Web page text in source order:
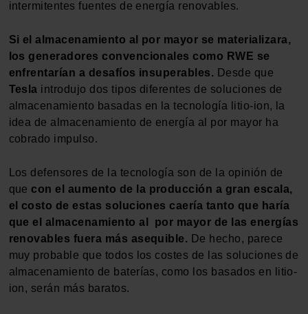
intermitentes fuentes de energía renovables.
Si el almacenamiento al por mayor se materializara,
los generadores convencionales como RWE se
enfrentarían a desafíos insuperables. Desde que
Tesla introdujo dos tipos diferentes de soluciones de
almacenamiento basadas en la tecnología litio-ion, la
idea de almacenamiento de energía al por mayor ha
cobrado impulso.
Los defensores de la tecnología son de la opinión de
que con el aumento de la producción a gran escala,
el costo de estas soluciones caería tanto que haría
que el almacenamiento al por mayor de las energías
renovables fuera más asequible. De hecho, parece
muy probable que todos los costes de las soluciones de
almacenamiento de baterías, como los basados en litio-
ion, serán más baratos.